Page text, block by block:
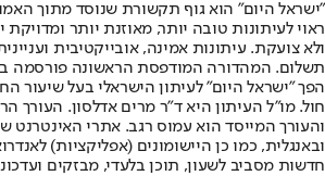
"ישראל היום" הוא גוף תקשורת שנוסד מתוך
ראוי לעיתונות טובה יותר, מאוזנת יותר
ולא צועקת. עיתונות אמינה, אובייקטיבית
הפך "ישראל היום" לעיתון הישראלי בעל שיעור
חול. מו"ל העיתון היא ד"ר מרים אדלסון. העורך
והעורך המייסד הוא עמוס רגב. אתרי האינטרנט
חדשות מסביב לשעון, תוכן בלעדי, מבזקים